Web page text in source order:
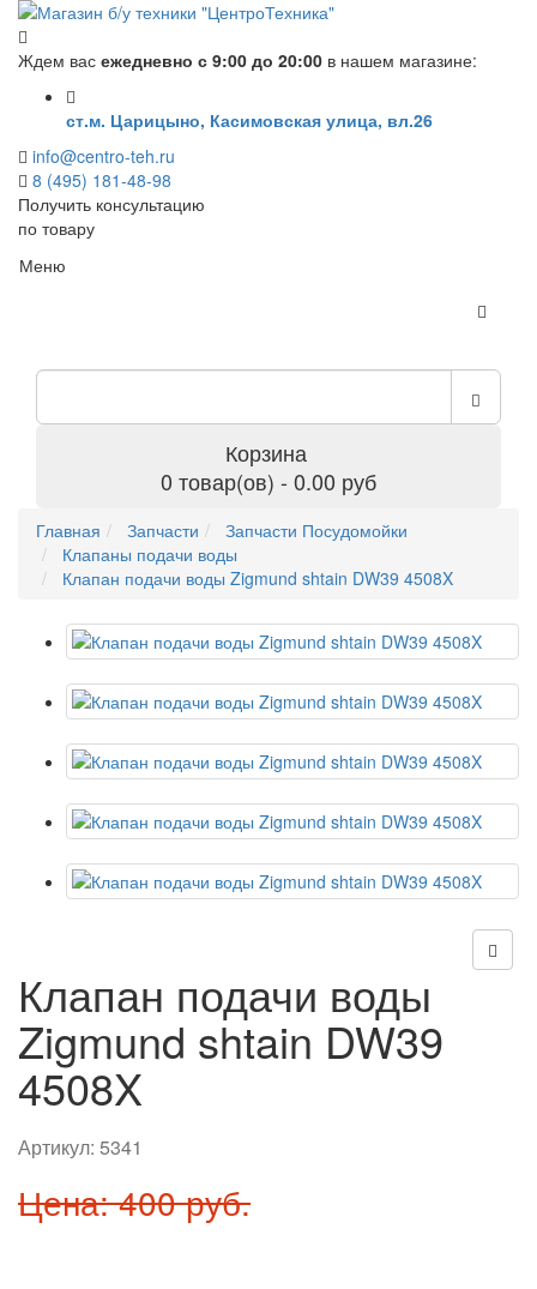
Ждем вас ежедневно с 9:00 до 20:00 в нашем магазине:
ст.м. Царицыно, Касимовская улица, вл.26
info@centro-teh.ru
8 (495) 181-48-98
Получить консультацию
по товару
Меню
Корзина
0 товар(ов) - 0.00 руб
Главная Запчасти
Запчасти Посудомойки
Клапаны подачи воды
Клапан подачи воды Zigmund shtain DW39 4508X
Клапан подачи воды
Zigmund shtain DW39
4508X
Артикул: 5341
Цена: 400 руб.